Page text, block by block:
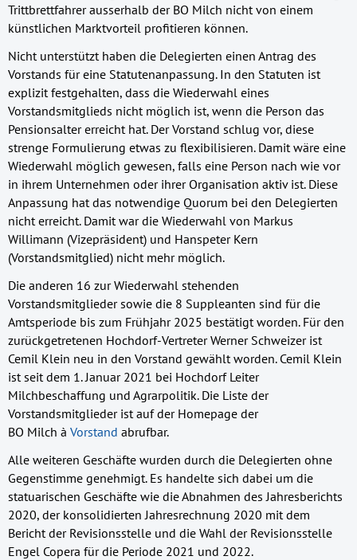
Trittbrettfahrer ausserhalb der BO Milch nicht von einem
künstlichen Marktvorteil profitieren können.
Nicht unterstützt haben die Delegierten einen Antrag des
Vorstands für eine Statutenanpassung. In den Statuten ist
explizit festgehalten, dass die Wiederwahl eines
Vorstandsmitglieds nicht möglich ist, wenn die Person das
Pensionsalter erreicht hat. Der Vorstand schlug vor, diese
strenge Formulierung etwas zu flexibilisieren. Damit wäre eine
Wiederwahl möglich gewesen, falls eine Person nach wie vor
in ihrem Unternehmen oder ihrer Organisation aktiv ist. Diese
Anpassung hat das notwendige Quorum bei den Delegierten
nicht erreicht. Damit war die Wiederwahl von Markus
Willimann (Vizepräsident) und Hanspeter Kern
(Vorstandsmitglied) nicht mehr möglich.
Die anderen 16 zur Wiederwahl stehenden
Vorstandsmitglieder sowie die 8 Suppleanten sind für die
Amtsperiode bis zum Frühjahr 2025 bestätigt worden. Für den
zurückgetretenen Hochdorf-Vertreter Werner Schweizer ist
Cemil Klein neu in den Vorstand gewählt worden. Cemil Klein
ist seit dem 1. Januar 2021 bei Hochdorf Leiter
Milchbeschaffung und Agrarpolitik. Die Liste der
Vorstandsmitglieder ist auf der Homepage der
BO Milch à Vorstand abrufbar.
Alle weiteren Geschäfte wurden durch die Delegierten ohne
Gegenstimme genehmigt. Es handelte sich dabei um die
statuarischen Geschäfte wie die Abnahmen des Jahresberichts
2020, der konsolidierten Jahresrechnung 2020 mit dem
Bericht der Revisionsstelle und die Wahl der Revisionsstelle
Engel Copera für die Periode 2021 und 2022.